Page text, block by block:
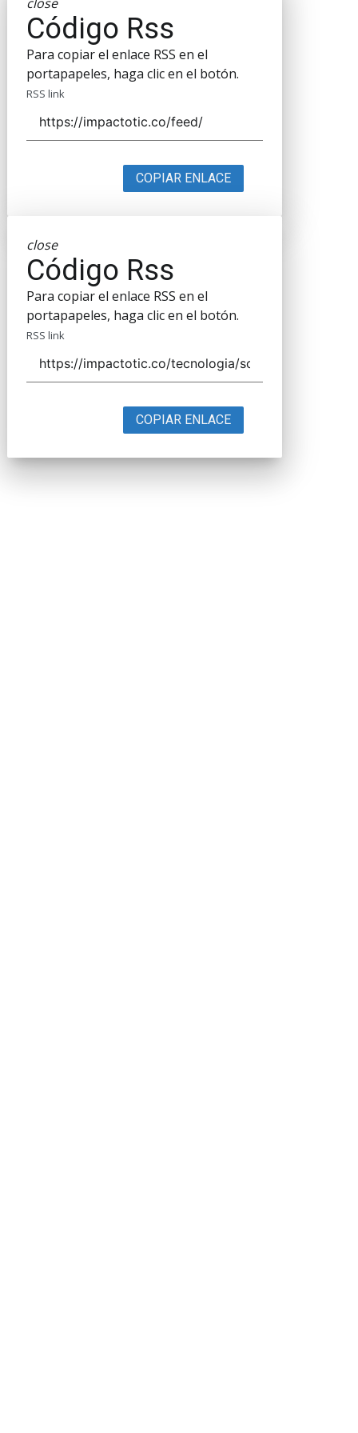
close
Código Rss
Para copiar el enlace RSS en el
portapapeles, haga clic en el botón.
RSS link
COPIAR ENLACE
close
Código Rss
Para copiar el enlace RSS en el
portapapeles, haga clic en el botón.
RSS link
COPIAR ENLACE